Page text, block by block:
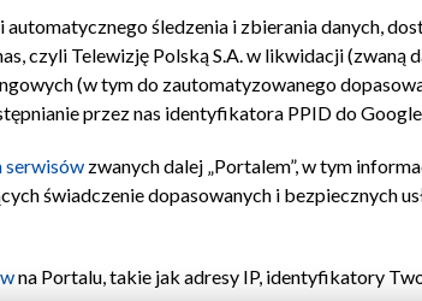
zgody Pomoc Biuro reklamy
śledzenia i zbierania danych,
czyli Telewizję Polską S.A. w likwidacji (zwaną
(w tym do zautomatyzowanego
przez nas identyfikatora PPID do
serwisów zwanych dalej „Portalem”, w tym
świadczenie dopasowanych i bezpiecznych
na Portalu, takie jak adresy IP, identyfikatory